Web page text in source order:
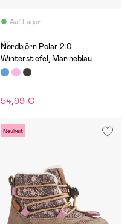
Auf Lager
(0)
Nordbjörn Polar 2.0
Winterstiefel, Marineblau
54,99 €
Neuheit